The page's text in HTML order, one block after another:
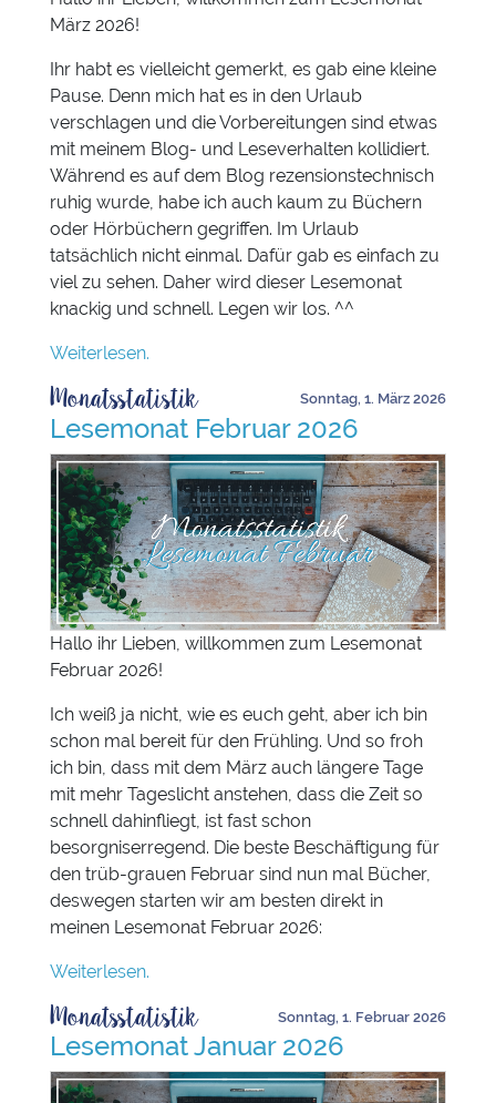
März 2026!
Ihr habt es vielleicht gemerkt, es gab eine kleine
Pause. Denn mich hat es in den Urlaub
verschlagen und die Vorbereitungen sind etwas
mit meinem Blog- und Leseverhalten kollidiert.
Während es auf dem Blog rezensionstechnisch
ruhig wurde, habe ich auch kaum zu Büchern
oder Hörbüchern gegriffen. Im Urlaub
tatsächlich nicht einmal. Dafür gab es einfach zu
viel zu sehen. Daher wird dieser Lesemonat
knackig und schnell. Legen wir los. ^^
Weiterlesen.
Sonntag, 1. März 2026
Monatsstatistik
Lesemonat Februar 2026
Hallo ihr Lieben, willkommen zum Lesemonat
Februar 2026!
Ich weiß ja nicht, wie es euch geht, aber ich bin
schon mal bereit für den Frühling. Und so froh
ich bin, dass mit dem März auch längere Tage
mit mehr Tageslicht anstehen, dass die Zeit so
schnell dahinfliegt, ist fast schon
besorgniserregend. Die beste Beschäftigung für
den trüb-grauen Februar sind nun mal Bücher,
deswegen starten wir am besten direkt in
meinen Lesemonat Februar 2026:
Weiterlesen.
Sonntag, 1. Februar 2026
Monatsstatistik
Lesemonat Januar 2026